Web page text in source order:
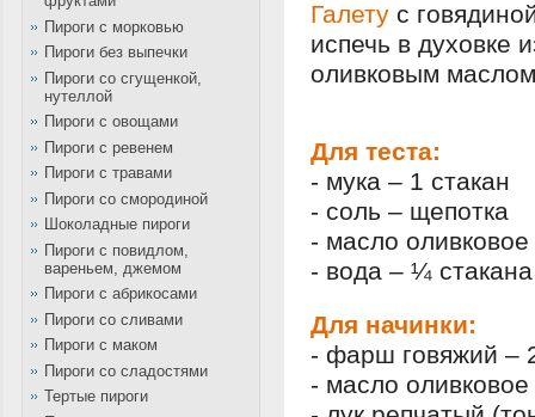
Пироги с морковью
Пироги без выпечки
Пироги со сгущенкой,
нутеллой
Пироги с овощами
Пироги с ревенем
Пироги с травами
Пироги со смородиной
Шоколадные пироги
Пироги с повидлом,
вареньем, джемом
Пироги с абрикосами
Пироги со сливами
Пироги с маком
Пироги со сладостями
Тертые пироги
Галету с
испечь в духовке
оливковым
Для теста:
- мука – 1 стакан
- соль – щепотка
- масло
- вода – ¼ стакана
Для начинки:
- фарш говяжий –
- масло